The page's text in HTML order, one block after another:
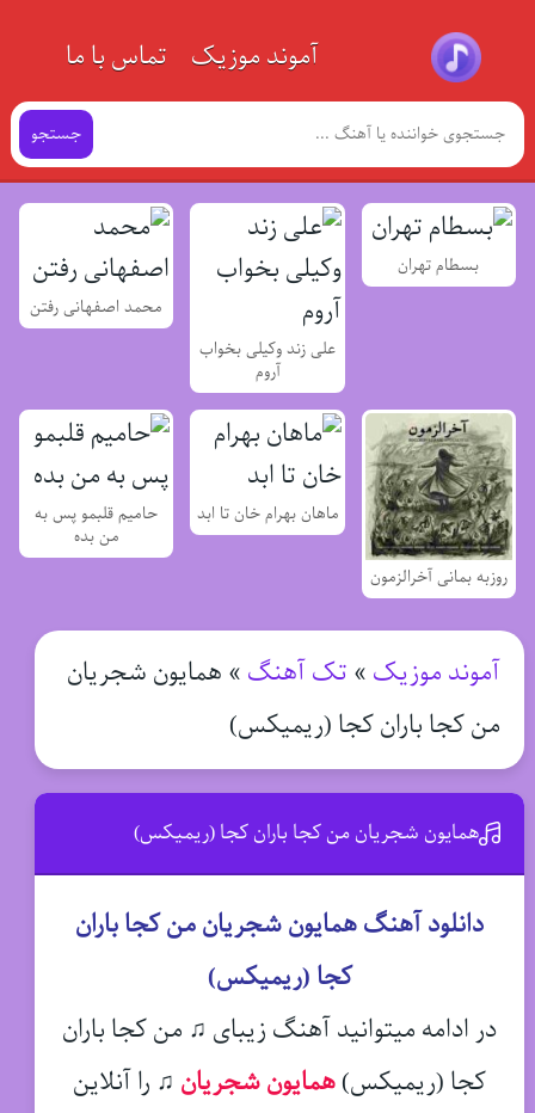
آموند موزیک تماس با ما
جستجو
بسطام تهران
علی زند وکیلی بخواب
آروم
محمد اصفهانی رفتن
روزبه بمانی آخرالزمون
ماهان بهرام خان تا ابد
حامیم قلبمو پس به
من بده
آموند موزیک » تک آهنگ » همایون شجریان
من کجا باران کجا (ریمیکس)
همایون شجریان من کجا باران کجا (ریمیکس)
دانلود آهنگ همایون شجریان من کجا باران
کجا (ریمیکس)
در ادامه میتوانید آهنگ زیبای ♫ من کجا باران
کجا (ریمیکس)همایون شجریان ♫ را آنلاین